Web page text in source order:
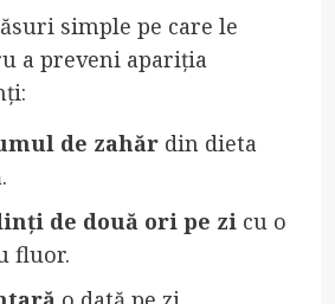
simple pe care le
a preveni apariția
de zahărdin dieta
de două ori pe zicu o
fluor.